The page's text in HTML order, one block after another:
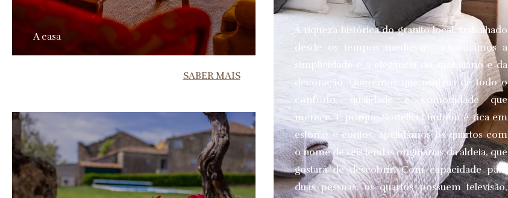
A casa
SABER MAIS
À riqueza histórica do granito local, trabalhado
desde os tempos medievais, adicionamos a
simplicidade e a elegância do mobiliário e da
decoração. Queremos que usufrua de todo o
conforto, qualidade e comodidade que
merece.E porque Sortelha também é rica em
estórias e contos, apelidámos os quartos com
o nome de seis lendas originárias da aldeia, que
gostará de descobrir. Com capacidade para
duas pessoas, os quartos possuem televisão,